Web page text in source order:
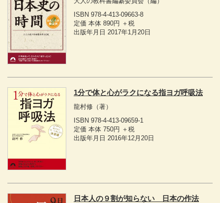
ISBN 978-4-413-09663-8
定価 本体 890円 ＋税
出版年月日 2017年1月20日
1分で体と心がラクになる指ヨガ呼吸法
龍村修 （著）
ISBN 978-4-413-09659-1
定価 本体 750円 ＋税
出版年月日 2016年12月20日
日本人の９割が知らない 日本の作法